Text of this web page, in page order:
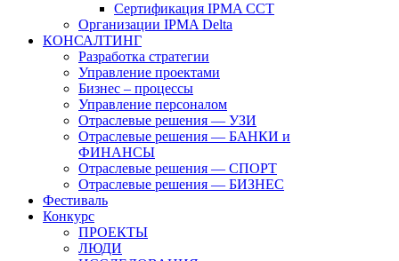
Сертификация IPMA CCT
Организации IPMA Delta
КОНСАЛТИНГ
Разработка стратегии
Управление проектами
Бизнес – процессы
Управление персоналом
Отраслевые решения — УЗИ
Отраслевые решения — БАНКИ и
ФИНАНСЫ
Отраслевые решения — СПОРТ
Отраслевые решения — БИЗНЕС
Фестиваль
Конкурс
ПРОЕКТЫ
ЛЮДИ